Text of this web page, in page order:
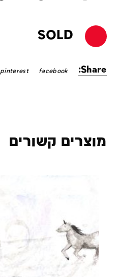
SOLD
Share:
facebook
pinterest
מוצרים קשורים